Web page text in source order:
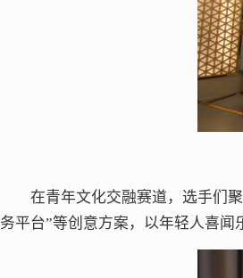
在青年文化交融赛道，选手们
务平台”等创意方案，以年轻人喜